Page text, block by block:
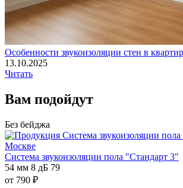
Особенности звукоизоляции стен в
13.10.2025
Читать
Вам подойдут
Без бейджа
Система звукоизоляции пола "Стандарт 3"
54 мм 8 дБ 79
от 790 ₽